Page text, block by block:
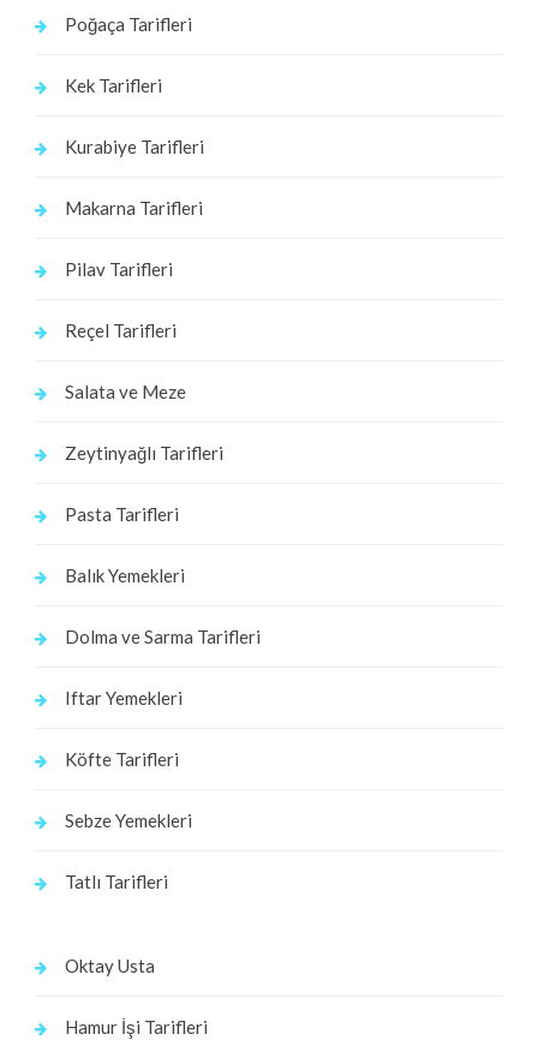
Poğaça Tarifleri
Kek Tarifleri
Kurabiye Tarifleri
Makarna Tarifleri
Pilav Tarifleri
Reçel Tarifleri
Salata ve Meze
Zeytinyağlı Tarifleri
Pasta Tarifleri
Balık Yemekleri
Dolma ve Sarma Tarifleri
Iftar Yemekleri
Köfte Tarifleri
Sebze Yemekleri
Tatlı Tarifleri
Oktay Usta
Hamur İşi Tarifleri